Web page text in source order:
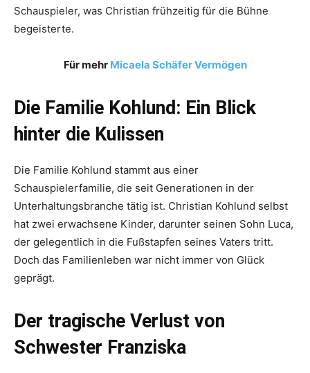
Schauspieler, was Christian frühzeitig für die Bühne
begeisterte.
Für mehr Micaela Schäfer Vermögen
Die Familie Kohlund: Ein Blick
hinter die Kulissen
Die Familie Kohlund stammt aus einer
Schauspielerfamilie, die seit Generationen in der
Unterhaltungsbranche tätig ist. Christian Kohlund selbst
hat zwei erwachsene Kinder, darunter seinen Sohn Luca,
der gelegentlich in die Fußstapfen seines Vaters tritt.
Doch das Familienleben war nicht immer von Glück
geprägt.
Der tragische Verlust von
Schwester Franziska